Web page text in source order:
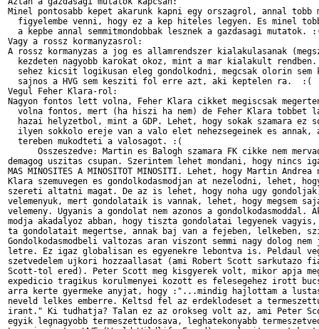
Minel pontosabb kepet akarunk kapni egy orszagrol, annal tobb
figyelembe venni, hogy ez a kep hiteles legyen. Es minel
a kepbe annal semmitmondobbak lesznek a gazdasagi mutatok.
Vagy a rossz kormanyzasrol:
A rossz kormanyzas a jog es allamrendszer kialakulasanak
kezdeten nagyobb karokat okoz, mint a mar kialakult
sehez kicsit logikusan eleg gondolkodni, megcsak olorin sem
  sajnos a HVG sem kesziti fol erre azt, aki keptelen ra.  :(
Vegul Feher Klara-rol:
Nagyon fontos lett volna, Feher Klara cikket megiscsak
volna fontos, mert (ha hiszi ha nem) de Feher Klara tobbet
hazai helyzetbol, mint a GDP. Lehet, hogy sokak szamara ez
ilyen sokkolo ereje van a valo elet nehezsegeinek es annak,
  tereben mukodteti a valosagot. :(
Osszeszedve: Martin es Balogh szamara FK cikke nem
demagog uszitas csupan. Szerintem lehet mondani, hogy nincs
MAS MINOSITES A MINOSITOT MINOSITI. Lehet, hogy Martin Andrea
Klara szemuvegen es gondolkodasmodjan at nezelodni, lehet,
szereti altatni magat. De az is lehet, hogy noha ugy
velemenyuk, mert gondolataik is vannak, lehet, hogy megsem
velemeny. Ugyanis a gondolat nem azonos a gondolkodasmoddal.
modja akadalyoz abban, hogy tiszta gondolatai legyenek
ta gondolatait megertse, annak baj van a fejeben, lelkeben,
Gondolkodasmodbeli valtozas aran viszont semmi nagy dolog
letre. Ez igaz globalisan es egyenekre lebontva is. Peldaul
szetvedelem ujkori hozzaallasat (ami Robert Scott sarkutazo
Scott-tol ered). Peter Scott meg kisgyerek volt, mikor apja
expedicio tragikus korulmenyei kozott es felesegehez irott
arra kerte gyermeke anyjat, hogy :"...mindig hajlottam a
neveld lelkes emberre. Keltsd fel az erdeklodeset a
irant." Ki tudhatja? Talan ez az orokseg volt az, ami Peter
egyik legnagyobb termeszettudosava, leghatekonyabb